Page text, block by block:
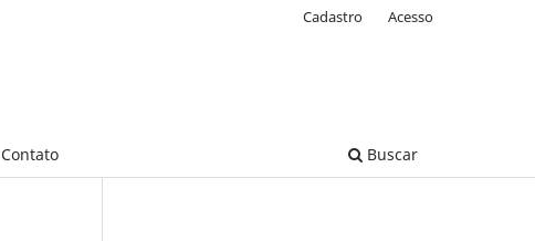
Contato Buscar
Cadastro Acesso